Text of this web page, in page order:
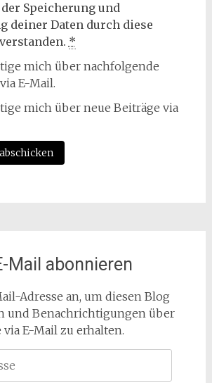
Speicherung und
deiner Daten durch diese
*
mich über nachfolgende
E-Mail.
mich über neue Beiträge via
Mail abonnieren
Adresse an, um diesen Blog
und Benachrichtigungen über
E-Mail zu erhalten.